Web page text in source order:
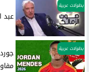
بطولات عربية
عبد
بطولات عربية